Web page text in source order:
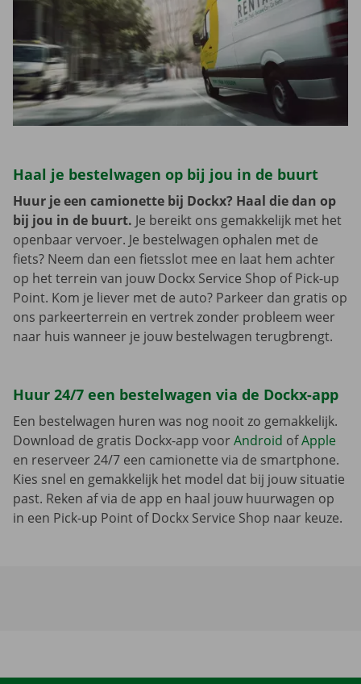
Haal je bestelwagen op bij jou in de buurt
Huur je een camionette bij Dockx? Haal die dan op
bij jou in de buurt. Je bereikt ons gemakkelijk met het
openbaar vervoer. Je bestelwagen ophalen met de
fiets? Neem dan een fietsslot mee en laat hem achter
op het terrein van jouw Dockx Service Shop of Pick-up
Point. Kom je liever met de auto? Parkeer dan gratis op
ons parkeerterrein en vertrek zonder probleem weer
naar huis wanneer je jouw bestelwagen terugbrengt.
Huur 24/7 een bestelwagen via de Dockx-app
Een bestelwagen huren was nog nooit zo gemakkelijk.
Download de gratis Dockx-app voorAndroid ofApple
en reserveer 24/7 een camionette via de smartphone.
Kies snel en gemakkelijk het model dat bij jouw situatie
past. Reken af via de app en haal jouw huurwagen op
in een Pick-up Point of Dockx Service Shop naar keuze.